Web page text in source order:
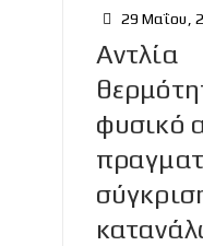
29 Μαΐου,
Αντλία
φυσικό